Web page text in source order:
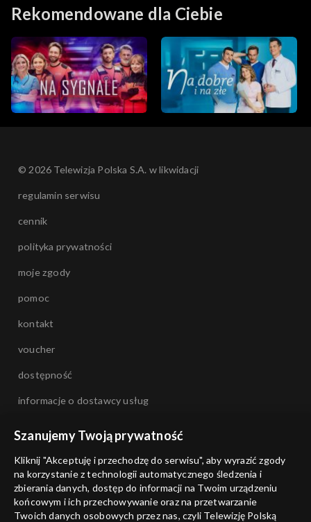
Rekomendowane dla Ciebie
© 2026 Telewizja Polska S.A. w likwidacji
regulamin serwisu
cennik
polityka prywatności
moje zgody
pomoc
kontakt
voucher
dostępność
informacje o dostawcy usług
Szanujemy Twoją prywatność
Kliknij "Akceptuję i przechodzę do serwisu", aby wyrazić zgody
na korzystanie z technologii automatycznego śledzenia i
zbierania danych, dostęp do informacji na Twoim urządzeniu
końcowym i ich przechowywanie oraz na przetwarzanie
Twoich danych osobowych przez nas, czyli Telewizję Polską